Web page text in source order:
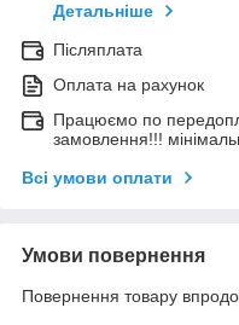
Детальніше
Післяплата
Оплата на рахунок
Працюємо по
замовлення!!!
Всі умови оплати
Умови повернення
Повернення товару